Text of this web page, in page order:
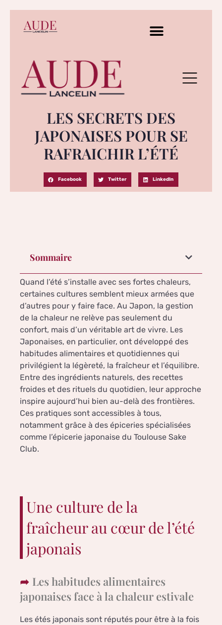
LES SECRETS DES
JAPONAISES POUR SE
RAFRAICHIR L’ÉTÉ
Facebook Twitter LinkedIn
Sommaire
Quand l’été s’installe avec ses fortes chaleurs,
certaines cultures semblent mieux armées que
d’autres pour y faire face. Au Japon, la gestion
de la chaleur ne relève pas seulement du
confort, mais d’un véritable art de vivre. Les
Japonaises, en particulier, ont développé des
habitudes alimentaires et quotidiennes qui
privilégient la légèreté, la fraîcheur et l’équilibre.
Entre des ingrédients naturels, des recettes
froides et des rituels du quotidien, leur approche
inspire aujourd’hui bien au-delà des frontières.
Ces pratiques sont accessibles à tous,
notamment grâce à des épiceries spécialisées
comme l’épicerie japonaise du Toulouse Sake
Club.
Une culture de la
fraîcheur au cœur de l’été
japonais
Les habitudes alimentaires
japonaises face à la chaleur estivale
Les étés japonais sont réputés pour être à la fois